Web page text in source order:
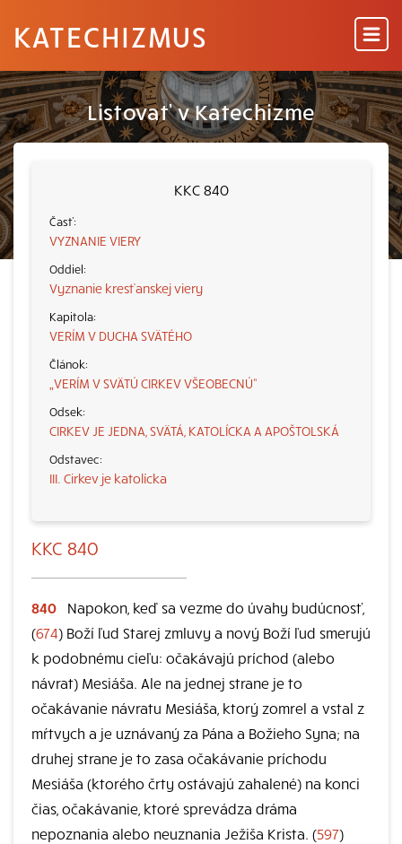
KATECHIZMUS
Listovať v Katechizme
KKC 840
VYZNANIE VIERY
Vyznanie kresťanskej viery
VERÍM V DUCHA SVÄTÉHO
„VERÍM V SVÄTÚ CIRKEV VŠEOBECNÚ“
CIRKEV JE JEDNA, SVÄTÁ, KATOLÍCKA A APOŠTOLSKÁ
III. Cirkev je katolícka
KKC 840
840
Napokon, keď sa vezme do úvahy budúcnosť,
(674) Boží ľud Starej zmluvy a nový Boží ľud smerujú
k podobnému cieľu: očakávajú príchod (alebo
návrat) Mesiáša. Ale na jednej strane je to
očakávanie návratu Mesiáša, ktorý zomrel a vstal z
mŕtvych a je uznávaný za Pána a Božieho Syna; na
druhej strane je to zasa očakávanie príchodu
Mesiáša (ktorého črty ostávajú zahalené) na konci
čias, očakávanie, ktoré sprevádza dráma
nepoznania alebo neuznania Ježiša Krista. (597)